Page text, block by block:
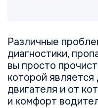
Различные
диагностики,
вы просто
которой
двигателя и от
и комфорт